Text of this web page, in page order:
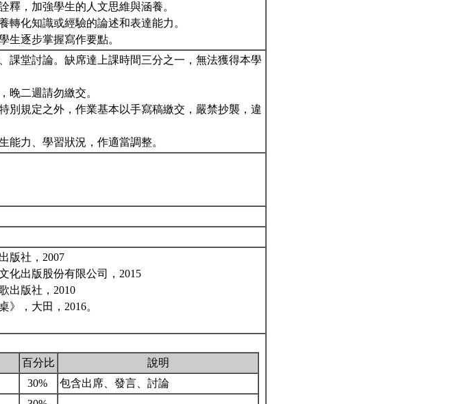
釋，加強學生的人文思維與涵養。
轉化知識或經驗的論述和表達能力。
生逐步掌握寫作要點。
課堂討論。缺席達上課時間三分之一，無法獲得本學
晚二週請勿繳交。
別規定之外，作業基本以手寫稿繳交，嚴禁抄襲，違
能力、學習狀況，作適當調整。
版社，2007
化出版股份有限公司，2015
出版社，2010
》，大田，2016。
百分比
說明
30%
包含出席、發言、討論